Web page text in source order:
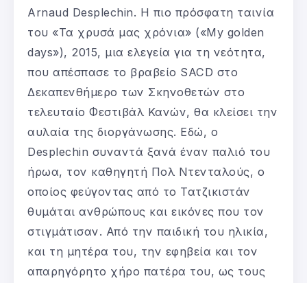
Arnaud Desplechin. Η πιο πρόσφατη ταινία
του «Τα χρυσά μας χρόνια» («My golden
days»), 2015, μια ελεγεία για τη νεότητα,
που απέσπασε το βραβείο SACD στο
Δεκαπενθήμερο των Σκηνοθετών στο
τελευταίο Φεστιβάλ Κανών, θα κλείσει την
αυλαία της διοργάνωσης. Εδώ, ο
Desplechin συναντά ξανά έναν παλιό του
ήρωα, τον καθηγητή Πολ Ντενταλούς, ο
οποίος φεύγοντας από το Τατζικιστάν
θυμάται ανθρώπους και εικόνες που τον
στιγμάτισαν. Από την παιδική του ηλικία,
και τη μητέρα του, την εφηβεία και τον
απαρηγόρητο χήρο πατέρα του, ως τους